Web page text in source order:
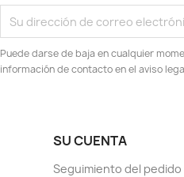
Puede darse de baja en cualquier
información de contacto en el aviso
SU CUENTA
Seguimiento del pedido